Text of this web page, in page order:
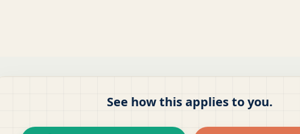
See how this applies to you.